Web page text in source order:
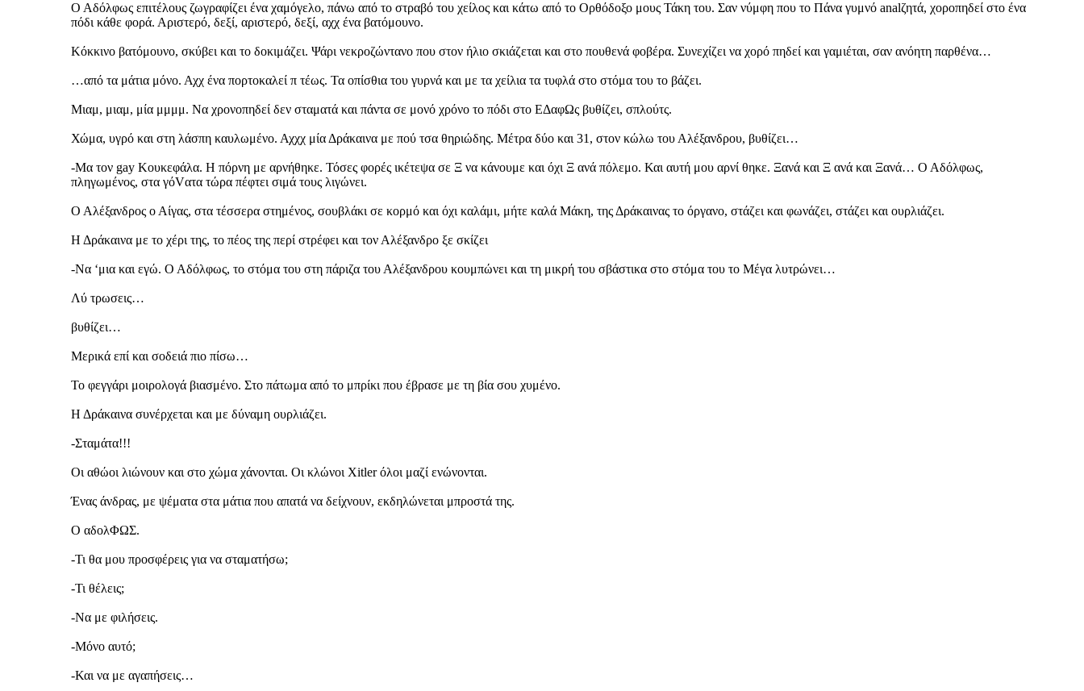
Ο Αδόλφως επιτέλους ζωγραφίζει ένα χαμόγελο, πάνω από το στραβό του χείλος και κάτω από το Ορθόδοξο μους Τάκη του. Σαν νύμφη που το Πάνα γυμνό analζητά, χοροπηδεί στο ένα
πόδι κάθε φορά. Αριστερό, δεξί, αριστερό, δεξί, αχχ ένα βατόμουνο.
Κόκκινο βατόμουνο, σκύβει και το δοκιμάζει. Ψάρι νεκροζώντανο που στον ήλιο σκιάζεται και στο πουθενά φοβέρα. Συνεχίζει να χορό πηδεί και γαμιέται, σαν ανόητη παρθένα…
…από τα μάτια μόνο. Αχχ ένα πορτοκαλεί π τέως. Τα οπίσθια του γυρνά και με τα χείλια τα τυφλά στο στόμα του το βάζει.
Μιαμ, μιαμ, μία μμμμ. Να χρονοπηδεί δεν σταματά και πάντα σε μονό χρόνο το πόδι στο ΕΔαφΩς βυθίζει, σπλούτς.
Χώμα, υγρό και στη λάσπη καυλωμένο. Αχχχ μία Δράκαινα με πού τσα θηριώδης. Μέτρα δύο και 31, στον κώλω του Αλέξανδρου, βυθίζει…
-Μα τον gay Κουκεφάλα. Η πόρνη με αρνήθηκε. Τόσες φορές ικέτεψα σε Ξ να κάνουμε και όχι Ξ ανά πόλεμο. Και αυτή μου αρνί θηκε. Ξανά και Ξ ανά και Ξανά… Ο Αδόλφως,
πληγωμένος, στα γόVατα τώρα πέφτει σιμά τους λιγώνει.
Ο Αλέξανδρος ο Αίγας, στα τέσσερα στημένος, σουβλάκι σε κορμό και όχι καλάμι, μήτε καλά Μάκη, της Δράκαινας το όργανο, στάζει και φωνάζει, στάζει και ουρλιάζει.
Η Δράκαινα με το χέρι της, το πέος της περί στρέφει και τον Αλέξανδρο ξε σκίζει
-Να ‘μια και εγώ. Ο Αδόλφως, το στόμα του στη πάριζα του Αλέξανδρου κουμπώνει και τη μικρή του σβάστικα στο στόμα του το Μέγα λυτρώνει…
Λύ τρωσεις…
βυθίζει…
Μερικά επί και σοδειά πιο πίσω…
Το φεγγάρι μοιρολογά βιασμένο. Στο πάτωμα από το μπρίκι που έβρασε με τη βία σου χυμένο.
Η Δράκαινα συνέρχεται και με δύναμη ουρλιάζει.
-Σταμάτα!!!
Οι αθώοι λιώνουν και στο χώμα χάνονται. Οι κλώνοι Xitler όλοι μαζί ενώνονται.
Ένας άνδρας, με ψέματα στα μάτια που απατά να δείχνουν, εκδηλώνεται μπροστά της.
Ο αδολΦΩΣ.
-Τι θα μου προσφέρεις για να σταματήσω;
-Τι θέλεις;
-Να με φιλήσεις.
-Μόνο αυτό;
-Και να με αγαπήσεις…